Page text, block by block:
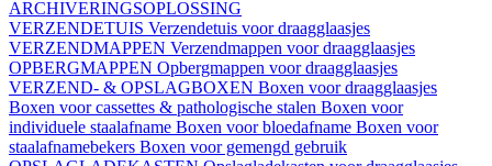
ARCHIVERINGSOPLOSSING
VERZENDETUIS Verzendetuis voor draagglaasjes
VERZENDMAPPEN Verzendmappen voor draagglaasjes
OPBERGMAPPEN Opbergmappen voor draagglaasjes
VERZEND- & OPSLAGBOXEN Boxen voor draagglaasjes
Boxen voor cassettes & pathologische stalen Boxen voor
individuele staalafname Boxen voor bloedafname Boxen voor
staalafnamebekers Boxen voor gemengd gebruik